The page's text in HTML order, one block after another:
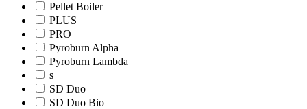
Pellet Boiler
PLUS
PRO
Pyroburn Alpha
Pyroburn Lambda
s
SD Duo
SD Duo Bio